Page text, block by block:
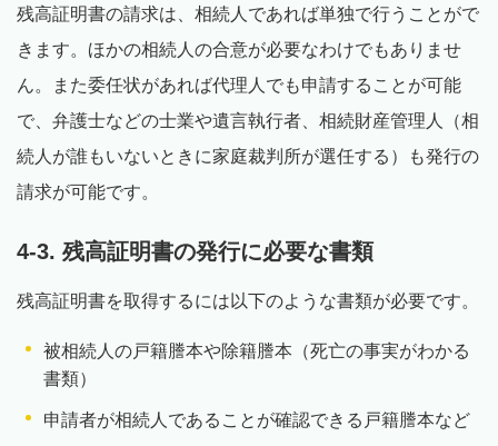
残高証明書の請求は、相続人であれば単独で行うことがで
きます。ほかの相続人の合意が必要なわけでもありませ
ん。また委任状があれば代理人でも申請することが可能
で、弁護士などの士業や遺言執行者、相続財産管理人（相
続人が誰もいないときに家庭裁判所が選任する）も発行の
請求が可能です。
4-3. 残高証明書の発行に必要な書類
残高証明書を取得するには以下のような書類が必要です。
被相続人の戸籍謄本や除籍謄本（死亡の事実がわかる
書類）
申請者が相続人であることが確認できる戸籍謄本など